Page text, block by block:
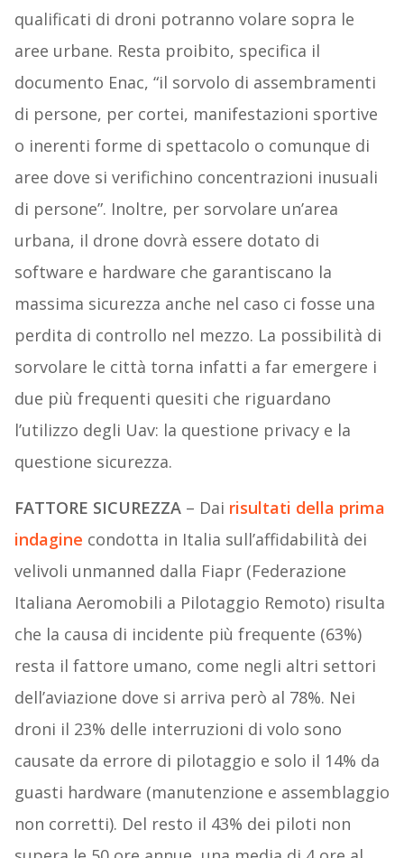
qualificati di droni potranno volare sopra le
aree urbane. Resta proibito, specifica il
documento Enac, “il sorvolo di assembramenti
di persone, per cortei, manifestazioni sportive
o inerenti forme di spettacolo o comunque di
aree dove si verifichino concentrazioni inusuali
di persone”. Inoltre, per sorvolare un’area
urbana, il drone dovrà essere dotato di
software e hardware che garantiscano la
massima sicurezza anche nel caso ci fosse una
perdita di controllo nel mezzo. La possibilità di
sorvolare le città torna infatti a far emergere i
due più frequenti quesiti che riguardano
l’utilizzo degli Uav: la questione privacy e la
questione sicurezza.
FATTORE SICUREZZA– Dai risultati della prima
indagine condotta in Italia sull’affidabilità dei
velivoli unmanned dalla Fiapr (Federazione
Italiana Aeromobili a Pilotaggio Remoto) risulta
che la causa di incidente più frequente (63%)
resta il fattore umano, come negli altri settori
dell’aviazione dove si arriva però al 78%. Nei
droni il 23% delle interruzioni di volo sono
causate da errore di pilotaggio e solo il 14% da
guasti hardware (manutenzione e assemblaggio
non corretti). Del resto il 43% dei piloti non